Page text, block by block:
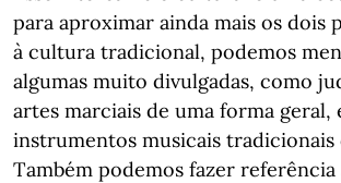
para aproximar ainda mais os dois
à cultura tradicional, podemos
algumas muito divulgadas, como
artes marciais de uma forma geral,
instrumentos musicais tradicionais
Também podemos fazer